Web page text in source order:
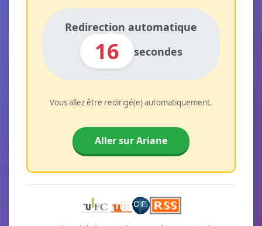
Redirection automatique
16 secondes
Vous allez être redirigé(e) automatiquement.
Aller sur Ariane